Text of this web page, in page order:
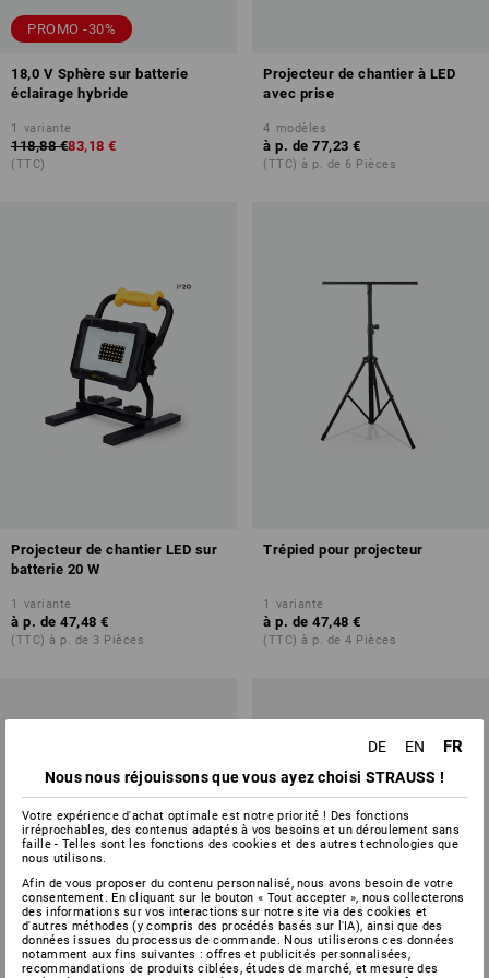
PROMO -30%
18,0 V Sphère sur batterie
éclairage hybride
1 variante
118,88 €83,18 €
(TTC)
Projecteur de chantier à LED
avec prise
4 modèles
à p. de 77,23 €
(TTC) à p. de 6 Pièces
Projecteur de chantier LED sur
batterie 20 W
1 variante
à p. de 47,48 €
(TTC) à p. de 3 Pièces
Trépied pour projecteur
1 variante
à p. de 47,48 €
(TTC) à p. de 4 Pièces
DE EN FR
Nous nous réjouissons que vous ayez choisi STRAUSS !
Votre expérience d'achat optimale est notre priorité ! Des fonctions
irréprochables, des contenus adaptés à vos besoins et un déroulement sans
faille - Telles sont les fonctions des cookies et des autres technologies que
nous utilisons.
Afin de vous proposer du contenu personnalisé, nous avons besoin de votre
consentement. En cliquant sur le bouton « Tout accepter », nous collecterons
des informations sur vos interactions sur notre site via des cookies et
d'autres méthodes (y compris des procédés basés sur l'IA), ainsi que des
données issues du processus de commande. Nous utiliserons ces données
notamment aux fins suivantes : offres et publicités personnalisées,
recommandations de produits ciblées, études de marché, et mesure des